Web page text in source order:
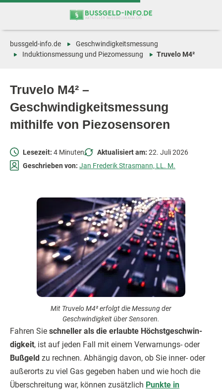
Zum
Zur
Truvelo M4² –
Geschwindigkeitsmessung
mithilfe von Piezosensoren
bussgeld-info.de
Geschwindigkeitsmessung
Induktionsmessung und Piezomessung
Truvelo M4²
Lesezeit: 4 Minuten Aktualisiert am: 22. Juli 2026
Geschrieben von: Jan Frederik Strasmann, LL. M.
Mit Truvelo M4² erfolgt die Messung der
Geschwindigkeit über Sensoren.
Fahren Sie schneller als die erlaubte Höchstgeschwin­
digkeit, ist auf jeden Fall mit einem Verwarnungs- oder
Bußgeld zu rechnen. Abhängig davon, ob Sie inner- oder
außerorts zu viel Gas gegeben haben und wie hoch die
Überschreitung war, können zusätzlich Punkte in